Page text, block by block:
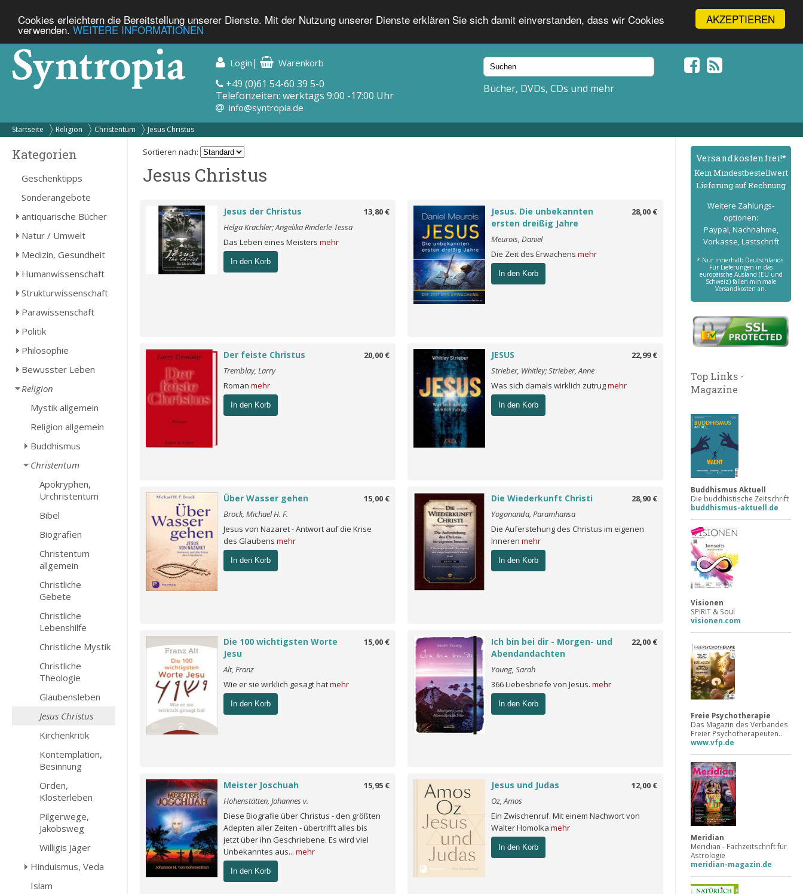
AKZEPTIEREN
Cookies erleichtern die Bereitstellung unserer Dienste. Mit der Nutzung unserer Dienste erklären Sie sich damit einverstanden, dass wir Cookies
verwenden. WEITERE INFORMATIONEN
Login | Warenkorb
+49 (0)61 54-60 39 5-0
Telefonzeiten: werktags 9:00 -17:00 Uhr
info@syntropia.de
Bücher, DVDs, CDs und mehr
Startseite Religion Christentum Jesus Christus
Kategorien
Geschenktipps
Sonderangebote
antiquarische Bücher
Natur / Umwelt
Medizin, Gesundheit
Humanwissenschaft
Strukturwissenschaft
Parawissenschaft
Politik
Philosophie
Bewusster Leben
Religion
Mystik allgemein
Religion allgemein
Buddhismus
Christentum
Apokryphen,
Urchristentum
Bibel
Biografien
Christentum
allgemein
Christliche
Gebete
Christliche
Lebenshilfe
Christliche Mystik
Christliche
Theologie
Glaubensleben
Jesus Christus
Kirchenkritik
Kontemplation,
Besinnung
Orden,
Klosterleben
Pilgerwege,
Jakobsweg
Willigis Jäger
Hinduismus, Veda
Islam
Sortieren nach:
Jesus Christus
13,80 €
Jesus der Christus
Helga Krachler; Angelika Rinderle-Tessa
Das Leben eines Meisters mehr
In den Korb
28,00 €
Jesus. Die unbekannten
ersten dreißig Jahre
Meurois, Daniel
Die Zeit des Erwachens mehr
In den Korb
20,00 €
Der feiste Christus
Tremblay, Larry
Roman mehr
In den Korb
22,99 €
JESUS
Strieber, Whitley; Strieber, Anne
Was sich damals wirklich zutrugmehr
In den Korb
15,00 €
Über Wasser gehen
Brock, Michael H. F.
Jesus von Nazaret - Antwort auf die Krise
des Glaubens mehr
In den Korb
28,90 €
Die Wiederkunft Christi
Yogananda, Paramhansa
Die Auferstehung des Christus im eigenen
Inneren mehr
In den Korb
15,00 €
Die 100 wichtigsten Worte
Jesu
Alt, Franz
Wie er sie wirklich gesagt hatmehr
In den Korb
22,00 €
Ich bin bei dir - Morgen- und
Abendandachten
Young, Sarah
366 Liebesbriefe von Jesus. mehr
In den Korb
15,95 €
Meister Joschuah
Hohenstätten, Johannes v.
Diese Biografie über Christus - den größten
Adepten aller Zeiten - übertrifft alles bis
jetzt über ihn Geschriebene. Es wird viel
Unbekanntes aus... mehr
In den Korb
12,00 €
Jesus und Judas
Oz, Amos
Ein Zwischenruf. Mit einem Nachwort von
Walter Homolka mehr
In den Korb
Versand­kostenfrei!*
Kein Mindest­bestell­wert
Lieferung auf Rechnung
Weitere Zahlungs­
optionen:
Paypal, Nachnahme,
Vorkasse, Lastschrift
* Nur innerhalb Deutschlands.
Für Lieferungen in das
europäische Ausland (EU und
Schweiz) fallen minimale
Versandkosten an.
Top Links -
Magazine
Buddhismus Aktuell
Die buddhistische Zeitschrift
buddhismus-aktuell.de
Visionen
SPIRIT & Soul
visionen.com
Freie Psychotherapie
Das Magazin des Verbandes
Freier Psychotherapeuten..
www.vfp.de
Meridian
Meridian - Fachzeitschrift für
Astrologie
meridian-magazin.de